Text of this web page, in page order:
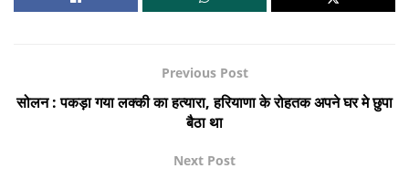
Previous Post
सोलन : पकड़ा गया लक्की का हत्यारा, हरियाणा के रोहतक अपने घर मे छुपा
बैठा था
Next Post